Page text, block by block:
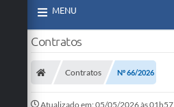
MENU
Contratos
Contratos Nº 66/2026
Atualizado em: 05/05/2026 às 01h57